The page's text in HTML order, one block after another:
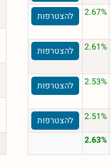
2.67% להצטרפות
2.61% להצטרפות
2.53% להצטרפות
2.51%
להצטרפות
2.63%